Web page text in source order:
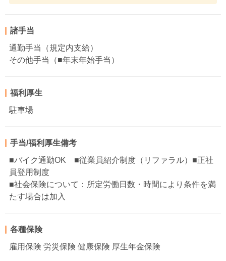
諸手当
通勤手当（規定内支給）
その他手当（■年末年始手当）
福利厚生
駐車場
手当/福利厚生備考
■バイク通勤OK ■従業員紹介制度（リファラル）■正社
員登用制度
■社会保険について：所定労働日数・時間により条件を満
たす場合は加入
各種保険
雇用保険 労災保険 健康保険 厚生年金保険